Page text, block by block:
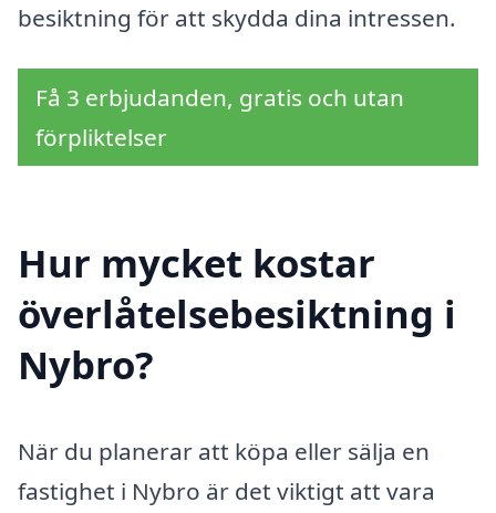
besiktning för att skydda dina intressen.
Få 3 erbjudanden, gratis och utan
förpliktelser
Hur mycket kostar
överlåtelsebesiktning i
Nybro?
När du planerar att köpa eller sälja en
fastighet i Nybro är det viktigt att vara